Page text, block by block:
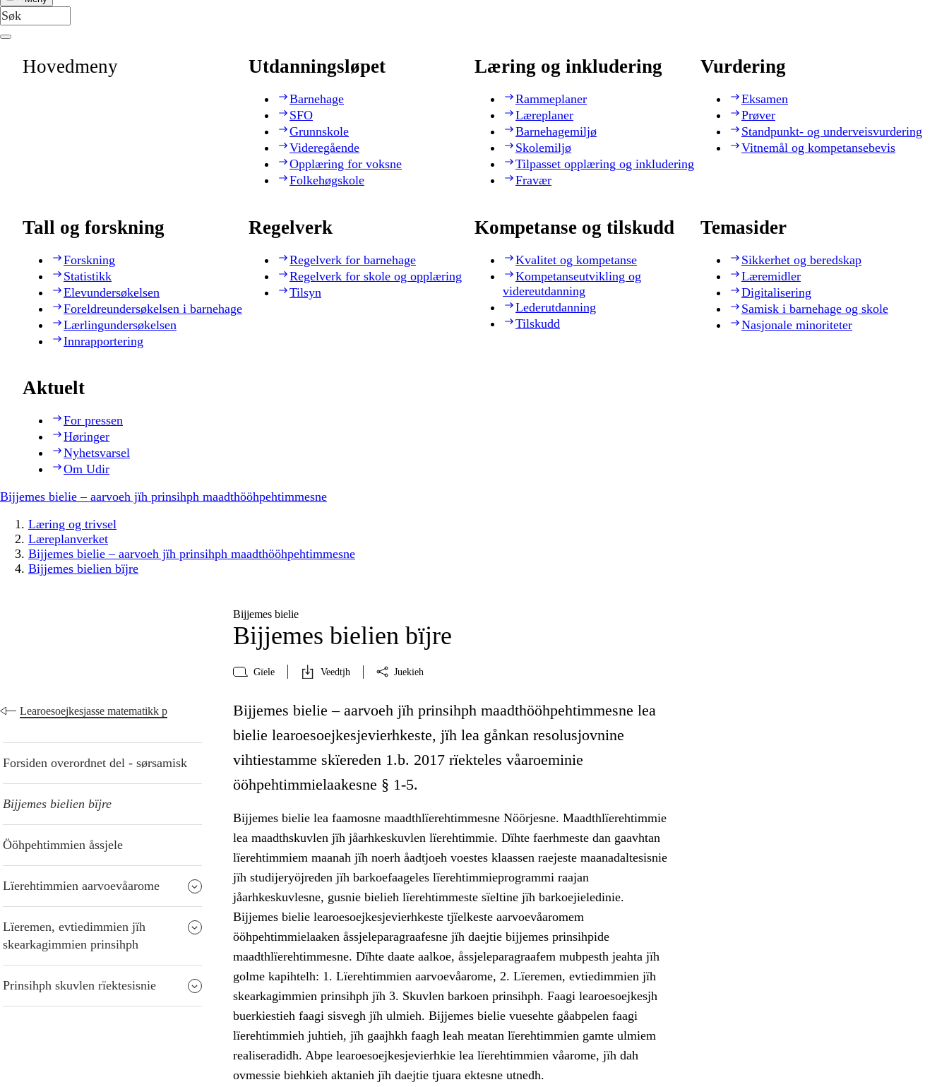
Hovedmeny Utdanningsløpet
Barnehage
SFO
Grunnskole
Videregående
Opplæring for voksne
Folkehøgskole
Læring og inkludering
Rammeplaner
Læreplaner
Barnehagemiljø
Skolemiljø
Tilpasset opplæring og inkludering
Fravær
Vurdering
Eksamen
Prøver
Standpunkt- og underveisvurdering
Vitnemål og kompetansebevis
Tall og forskning
Forskning
Statistikk
Elevundersøkelsen
Foreldreundersøkelsen i barnehage
Lærlingundersøkelsen
Innrapportering
Regelverk
Regelverk for barnehage
Regelverk for skole og opplæring
Tilsyn
Kompetanse og tilskudd
Kvalitet og kompetanse
Kompetanseutvikling og
videreutdanning
Lederutdanning
Tilskudd
Temasider
Sikkerhet og beredskap
Læremidler
Digitalisering
Samisk i barnehage og skole
Nasjonale minoriteter
Aktuelt
For pressen
Høringer
Nyhetsvarsel
Om Udir
Bijjemes bielie – aarvoeh jïh prinsihph maadthööhpehtimmesne
Læring og trivsel
Læreplanverket
Bijjemes bielie – aarvoeh jïh prinsihph maadthööhpehtimmesne
Bijjemes bielien bïjre
Bijjemes bielie
Bijjemes bielien bïjre
Gïele Veedtjh Juekieh
Learoesoejkesjasse matematikk p
Forsiden overordnet del - sørsamisk
Bijjemes bielien bïjre
Ööhpehtimmien åssjele
Lïerehtimmien aarvoevåarome
Lïeremen, evtiedimmien jïh
skearkagimmien prinsihph
Prinsihph skuvlen rïektesisnie
Bijjemes bielie – aarvoeh jïh prinsihph maadthööhpehtimmesne lea
bielie learoesoejkesjevierhkeste, jïh lea gånkan resolusjovnine
vihtiestamme skïereden 1.b. 2017 rïekteles våaroeminie
ööhpehtimmielaakesne § 1-5.
Bijjemes bielie lea faamosne maadthlïerehtimmesne Nöörjesne. Maadthlïerehtimmie
lea maadthskuvlen jïh jåarhkeskuvlen lïerehtimmie. Dïhte faerhmeste dan gaavhtan
lïerehtimmiem maanah jïh noerh åadtjoeh voestes klaassen raejeste maanadaltesisnie
jïh studijeryöjreden jïh barkoefaageles lïerehtimmieprogrammi raajan
jåarhkeskuvlesne, gusnie bielieh lïerehtimmeste sïeltine jïh barkoejieledinie.
Bijjemes bielie learoesoejkesjevierhkeste tjïelkeste aarvoevåaromem
ööhpehtimmielaaken åssjeleparagraafesne jïh daejtie bijjemes prinsihpide
maadthlïerehtimmesne. Dïhte daate aalkoe, åssjeleparagraafem mubpesth jeahta jïh
golme kapihtelh: 1. Lïerehtimmien aarvoevåarome, 2. Lïeremen, evtiedimmien jïh
skearkagimmien prinsihph jïh 3. Skuvlen barkoen prinsihph. Faagi learoesoejkesjh
buerkiestieh faagi sisvegh jïh ulmieh. Bijjemes bielie vuesehte gåabpelen faagi
lïerehtimmieh juhtieh, jïh gaajhkh faagh leah meatan lïerehtimmien gamte ulmiem
realiseradidh. Abpe learoesoejkesjevierhkie lea lïerehtimmien våarome, jïh dah
ovmessie biehkieh aktanieh jïh daejtie tjuara ektesne utnedh.